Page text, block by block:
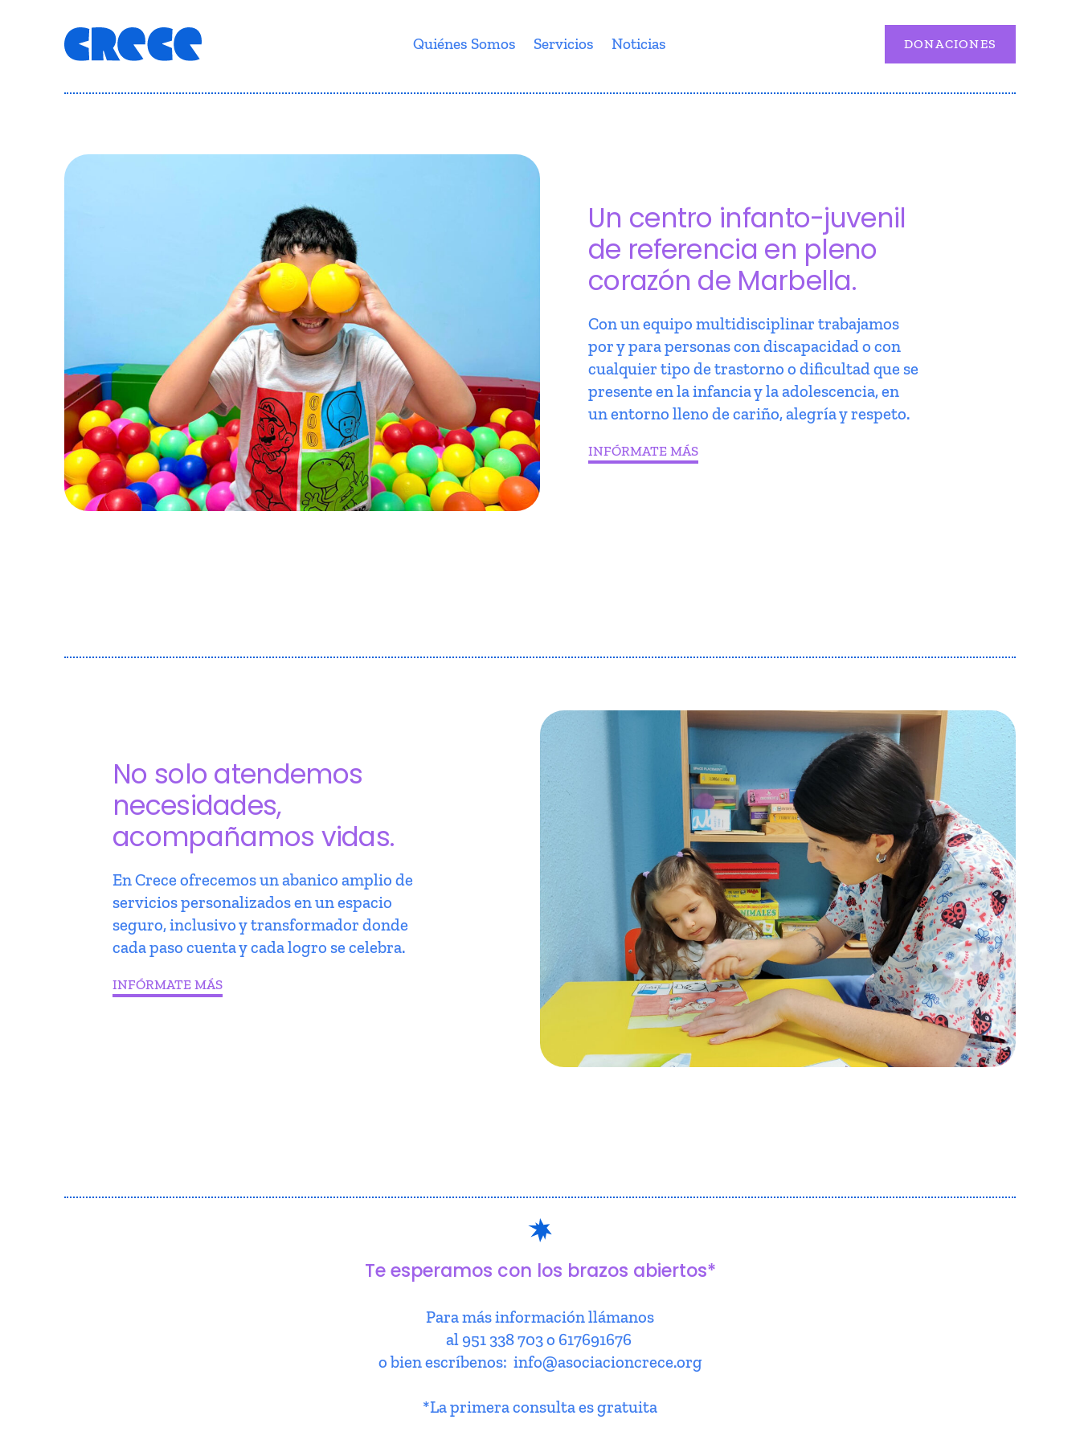
Quiénes Somos Servicios Noticias DONACIONES
Un centro infanto-juvenil
de referencia en pleno
corazón de Marbella.
Con un equipo multidisciplinar trabajamos
por y para personas con discapacidad o con
cualquier tipo de trastorno o dificultad que se
presente en la infancia y la adolescencia, en
un entorno lleno de cariño, alegría y respeto.
INFÓRMATE MÁS
No solo atendemos
necesidades,
acompañamos vidas.
En Crece ofrecemos un abanico amplio de
servicios personalizados en un espacio
seguro, inclusivo y transformador donde
cada paso cuenta y cada logro se celebra.
INFÓRMATE MÁS
Te esperamos con los brazos abiertos*
Para más información llámanos
al 951 338 703 o 617691676
o bien escríbenos: info@asociacioncrece.org
*La primera consulta es gratuita